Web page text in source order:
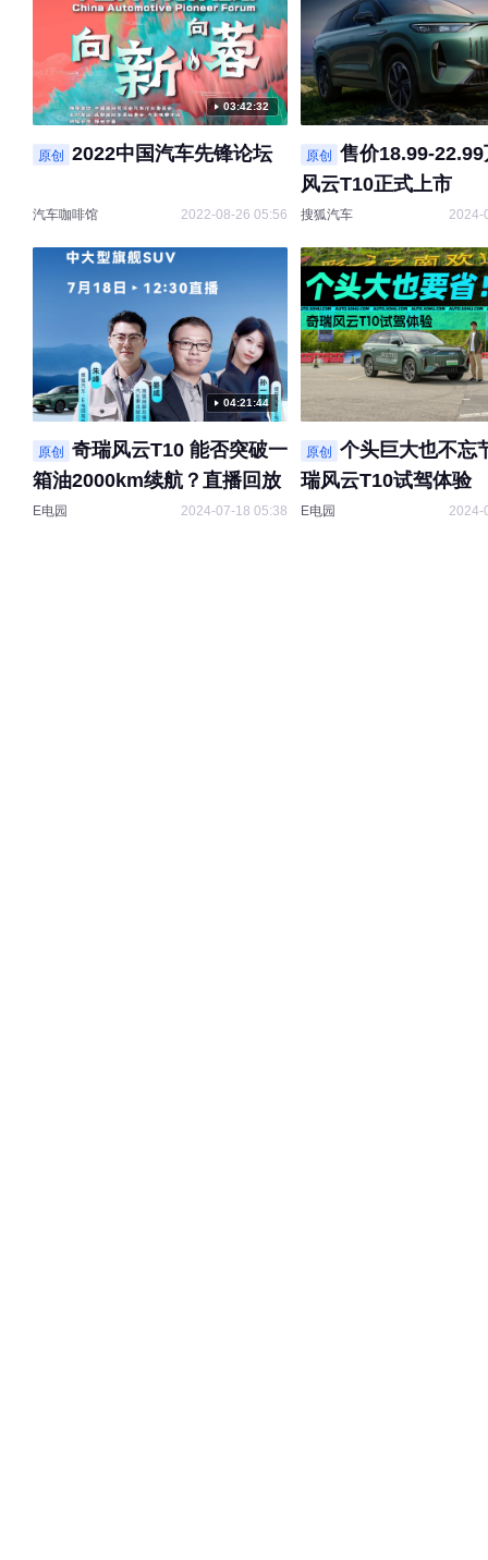
03:42:32
原创 2022中国汽车先锋论坛
汽车咖啡馆 2022-08-26 05:56
原创
售价18.99-
风云T10正式上市
搜狐汽车 2024-
04:21:44
原创
奇瑞风云T10 能否突破一
箱油2000km续航？直播回放
E电园 2024-07-18 05:38
原创
个头巨大也不忘
瑞风云T10试驾体验
E电园 2024-